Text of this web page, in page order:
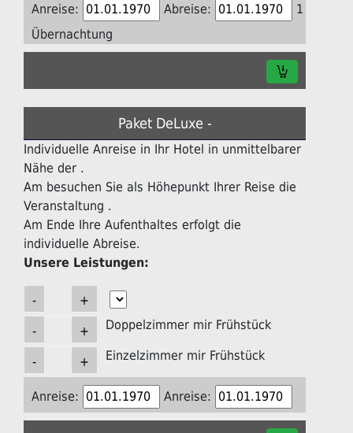
Anreise: Abreise:
1
Übernachtung
Paket DeLuxe -
Individuelle Anreise in Ihr Hotel in unmittelbarer
Nähe der .
Am besuchen Sie als Höhepunkt Ihrer Reise die
Veranstaltung .
Am Ende Ihre Aufenthaltes erfolgt die
individuelle Abreise.
Unsere Leistungen:
Doppelzimmer mir Frühstück
Einzelzimmer mir Frühstück
Anreise: Anreise: